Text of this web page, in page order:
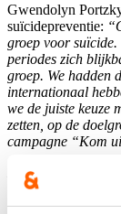
Gwendolyn
suïcidepreventie:
groep voor
periodes zich
groep. We hadden
internationaal
we de juiste keuze
zetten, op de
campagne “Kom
Minister Crevits:
van kennis om te
Vlaanderen. Ons